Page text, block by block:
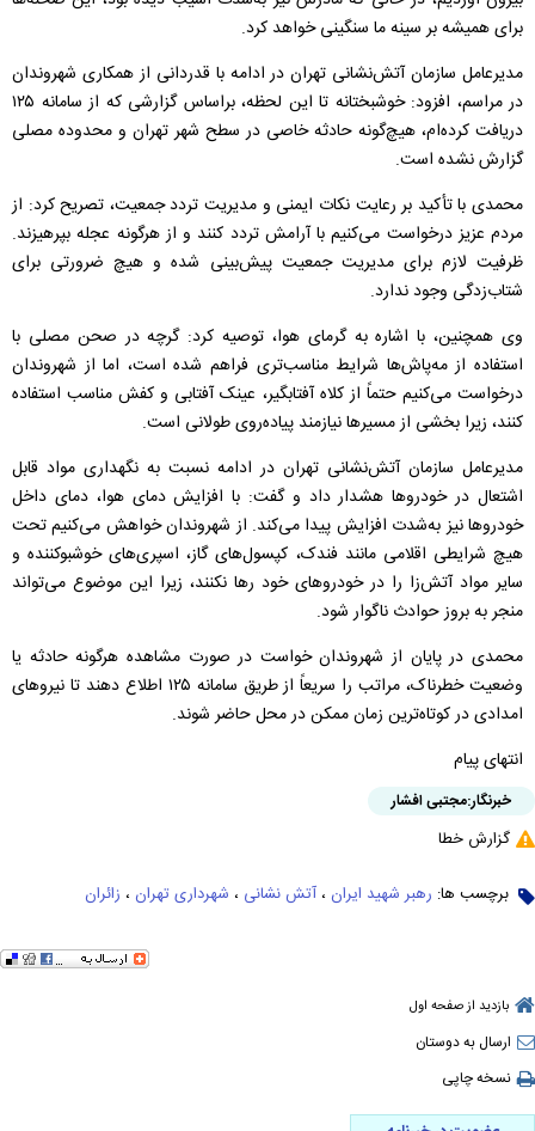
برای همیشه بر سینه ما سنگینی خواهد کرد.
مدیرعامل سازمان آتش‌نشانی تهران در ادامه با قدردانی از همکاری شهروندان
در مراسم، افزود: خوشبختانه تا این لحظه، براساس گزارشی که از سامانه ۱۲۵
دریافت کرده‌ام، هیچ‌گونه حادثه خاصی در سطح شهر تهران و محدوده مصلی
گزارش نشده است.
محمدی با تأکید بر رعایت نکات ایمنی و مدیریت تردد جمعیت، تصریح کرد: از
مردم عزیز درخواست می‌کنیم با آرامش تردد کنند و از هرگونه عجله بپرهیزند.
ظرفیت لازم برای مدیریت جمعیت پیش‌بینی شده و هیچ ضرورتی برای
شتاب‌زدگی وجود ندارد.
وی همچنین، با اشاره به گرمای هوا، توصیه کرد: گرچه در صحن مصلی با
استفاده از مه‌پاش‌ها شرایط مناسب‌تری فراهم شده است، اما از شهروندان
درخواست می‌کنیم حتماً از کلاه آفتابگیر، عینک آفتابی و کفش مناسب استفاده
کنند، زیرا بخشی از مسیر‌ها نیازمند پیاده‌روی طولانی است.
مدیرعامل سازمان آتش‌نشانی تهران در ادامه نسبت به نگهداری مواد قابل
اشتعال در خودرو‌ها هشدار داد و گفت: با افزایش دمای هوا، دمای داخل
خودرو‌ها نیز به‌شدت افزایش پیدا می‌کند. از شهروندان خواهش می‌کنیم تحت
هیچ شرایطی اقلامی مانند فندک، کپسول‌های گاز، اسپری‌های خوشبوکننده و
سایر مواد آتش‌زا را در خودرو‌های خود رها نکنند، زیرا این موضوع می‌تواند
منجر به بروز حوادث ناگوار شود.
محمدی در پایان از شهروندان خواست در صورت مشاهده هرگونه حادثه یا
وضعیت خطرناک، مراتب را سریعاً از طریق سامانه ۱۲۵ اطلاع دهند تا نیرو‌های
امدادی در کوتاه‌ترین زمان ممکن در محل حاضر شوند.
انتهای پیام
خبرنگار:مجتبی افشار
گزارش خطا
برچسب ها: رهبر شهید ایران ، آتش نشانی ، شهرداری تهران ، زائران‌
بازدید از صفحه اول
ارسال به دوستان
نسخه چاپی